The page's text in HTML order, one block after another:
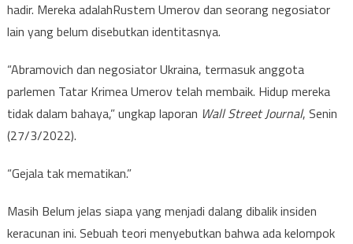
hadir. Mereka adalahRustem Umerov dan seorang negosiator
lain yang belum disebutkan identitasnya.
“Abramovich dan negosiator Ukraina, termasuk anggota
parlemen Tatar Krimea Umerov telah membaik. Hidup mereka
tidak dalam bahaya,” ungkap laporan Wall Street Journal, Senin
(27/3/2022).
“Gejala tak mematikan.”
Masih Belum jelas siapa yang menjadi dalang dibalik insiden
keracunan ini. Sebuah teori menyebutkan bahwa ada kelompok